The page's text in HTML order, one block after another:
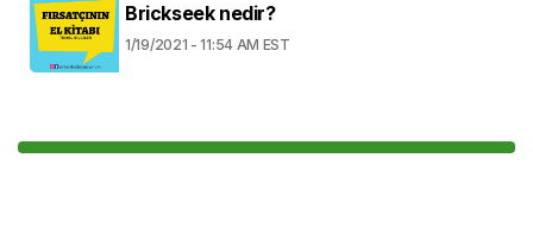
Brickseek nedir?
1/19/2021 - 11:54 AM EST